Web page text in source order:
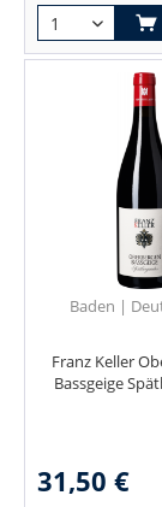
Baden |
Franz Keller
Bassgeige
31,50 €